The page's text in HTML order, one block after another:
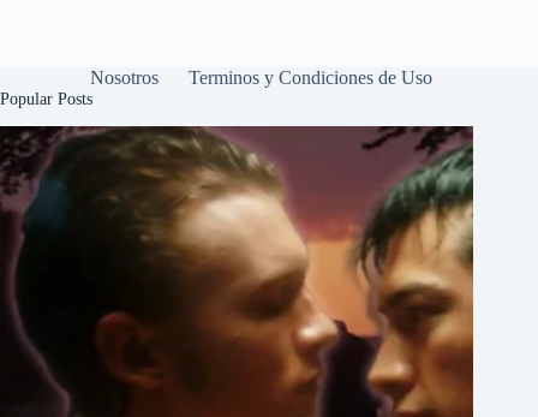
Nosotros Terminos y Condiciones de Uso
Popular Posts